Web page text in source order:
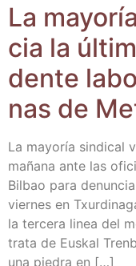
La
cia la
den­te
nas de
La mayo­ría sin­di­cal
maña­na ante las
Bil­bao para
vier­nes en
la ter­ce­ra linea del
tra­ta de Eus­kal
una pie­dra en […]